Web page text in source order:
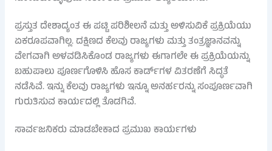
ಪ್ರಸ್ತುತ ದೇಶಾದ್ಯಂತ ಈ ಪಟ್ಟಿ ಪರಿಶೀಲನೆ ಮತ್ತು ಅಳಿಸುವಿಕೆ ಪ್ರಕ್ರಿಯೆಯು
ಏಕರೂಪವಾಗಿಲ್ಲ. ದಕ್ಷಿಣದ ಕೆಲವು ರಾಜ್ಯಗಳು ಮತ್ತು ತಂತ್ರಜ್ಞಾನವನ್ನು
ವೇಗವಾಗಿ ಅಳವಡಿಸಿಕೊಂಡ ರಾಜ್ಯಗಳು ಈಗಾಗಲೇ ಈ ಪ್ರಕ್ರಿಯೆಯನ್ನು
ಬಹುಪಾಲು ಪೂರ್ಣಗೊಳಿಸಿ ಹೊಸ ಕಾರ್ಡ್‌ಗಳ ವಿತರಣೆಗೆ ಸಿದ್ಧತೆ
ನಡೆಸಿವೆ. ಇನ್ನು ಕೆಲವು ರಾಜ್ಯಗಳು ಇನ್ನೂ ಅನರ್ಹರನ್ನು ಸಂಪೂರ್ಣವಾಗಿ
ಗುರುತಿಸುವ ಕಾರ್ಯದಲ್ಲಿ ತೊಡಗಿವೆ.
ಸಾರ್ವಜನಿಕರು ಮಾಡಬೇಕಾದ ಪ್ರಮುಖ ಕಾರ್ಯಗಳು